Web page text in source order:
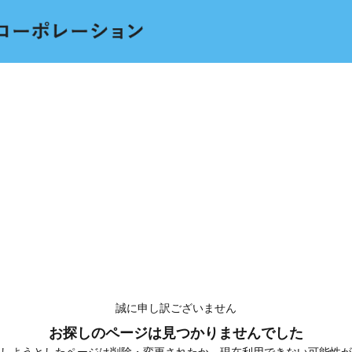
誠に申し訳ございません
お探しのページは見つかりませんでした